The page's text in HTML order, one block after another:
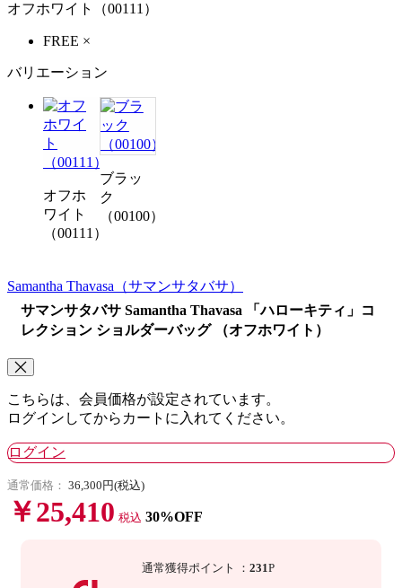
オフホワイト（00111）
FREE ×
バリエーション
オフホ
ワイト
（00111）
ブラッ
ク
（00100）
Samantha Thavasa （サマンサタバサ）
サマンサタバサ Samantha Thavasa 「ハローキティ」コ
レクション ショルダーバッグ （オフホワイト）
こちらは、会員価格が設定されています。
ログインしてからカートに入れてください。
ログイン
通常価格： 36,300円(税込)
￥25,410 税込 30%OFF
通常獲得ポイント ： 231P